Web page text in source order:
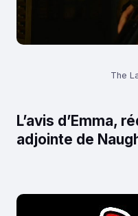
The
L’avis d’Emma,
adjointe de